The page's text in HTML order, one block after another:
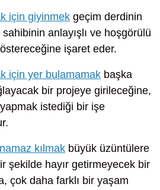
için giyinmek geçim derdinin
anlayışlı ve hoşgörülü
işaret eder.
için yer bulamamak başka
bir projeye girileceğine,
istediği bir işe
kılmak büyük üzüntülere
şekilde hayır getirmeyecek bir
çok daha farklı bir yaşam